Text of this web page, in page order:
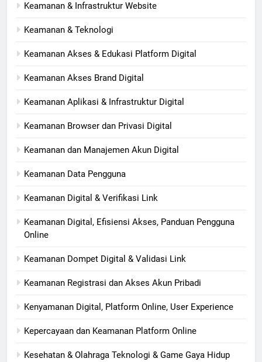
Keamanan & Infrastruktur Website
Keamanan & Teknologi
Keamanan Akses & Edukasi Platform Digital
Keamanan Akses Brand Digital
Keamanan Aplikasi & Infrastruktur Digital
Keamanan Browser dan Privasi Digital
Keamanan dan Manajemen Akun Digital
Keamanan Data Pengguna
Keamanan Digital & Verifikasi Link
Keamanan Digital, Efisiensi Akses, Panduan Pengguna
Online
Keamanan Dompet Digital & Validasi Link
Keamanan Registrasi dan Akses Akun Pribadi
Kenyamanan Digital, Platform Online, User Experience
Kepercayaan dan Keamanan Platform Online
Kesehatan & Olahraga Teknologi & Game Gaya Hidup